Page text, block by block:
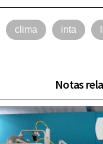
clima inta
Notas